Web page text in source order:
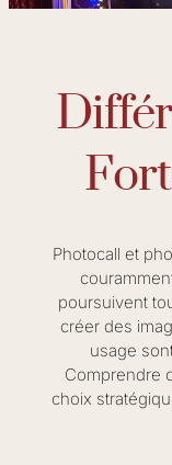
Photocall et
poursuivent
créer des
usage
Comprendre
choix